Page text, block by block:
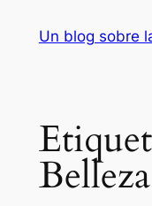
Un blog sobre